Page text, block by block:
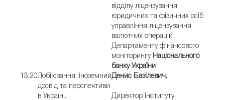
відділу ліцензування
юридичних та фізичних осіб
управління ліцензування
валютних операцій
Департаменту фінансового
моніторингу Національного
банку України
13:20Лобіювання: іноземний
досвід та перспективи
в Україні.
Денис Базілевич,
Директор Інституту